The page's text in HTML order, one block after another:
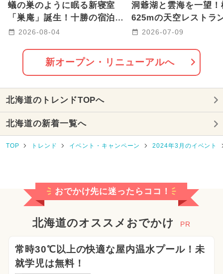
2025年8月のイベント
2025年5月のイベント
2025年11月のイベント
2026年3月のイベント
2024年8月のイベント
2025年10月のイベント
2026年7月のイベント
2026年4月のイベント
2026年5月のイベント
2025年7月のイベント
蟻の巣のように眠る新寝室
「巣庵」誕生！十勝の宿泊施
設HOTORIに 最大6名まで
2026-08-04
洞爺湖と雲海を一望！
625mの天空レストラ
「ciel et nuage」が
2026-07-09
新オープン・リニューアルへ
北海道のトレンドTOPへ
北海道の新着一覧へ
TOP トレンド イベント・キャンペーン 2024年3月のイベント
おでかけ先に迷ったらココ！
北海道のオススメおでかけ PR
常時30℃以上の快適な屋内温水プール！未
就学児は無料！